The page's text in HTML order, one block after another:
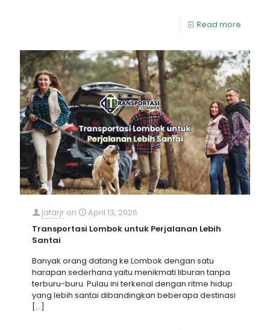
Read more
jafarjr on
April 13, 2026
Transportasi Lombok untuk Perjalanan Lebih
Santai
Banyak orang datang ke Lombok dengan satu
harapan sederhana yaitu menikmati liburan tanpa
terburu-buru. Pulau ini terkenal dengan ritme hidup
yang lebih santai dibandingkan beberapa destinasi
[…]